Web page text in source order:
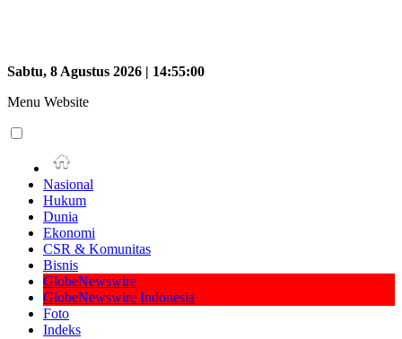
Sabtu, 8 Agustus 2026 | 14:55:02
Menu Website
Nasional
Hukum
Dunia
Ekonomi
CSR & Komunitas
Bisnis
GlobeNewswire
GlobeNewswire Indonesia
Foto
Indeks